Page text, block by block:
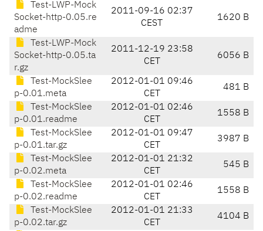
Test-LWP-Mock
Socket-http-0.05.re
adme
2011-09-16 02:37
CEST
1620 B
Test-LWP-Mock
Socket-http-0.05.ta
r.gz
2011-12-19 23:58
CET
6056 B
Test-MockSlee
p-0.01.meta
2012-01-01 09:46
CET
481 B
Test-MockSlee
p-0.01.readme
2012-01-01 02:46
CET
1558 B
Test-MockSlee
p-0.01.tar.gz
2012-01-01 09:47
CET
3987 B
Test-MockSlee
p-0.02.meta
2012-01-01 21:32
CET
545 B
Test-MockSlee
p-0.02.readme
2012-01-01 02:46
CET
1558 B
Test-MockSlee
p-0.02.tar.gz
2012-01-01 21:33
CET
4104 B